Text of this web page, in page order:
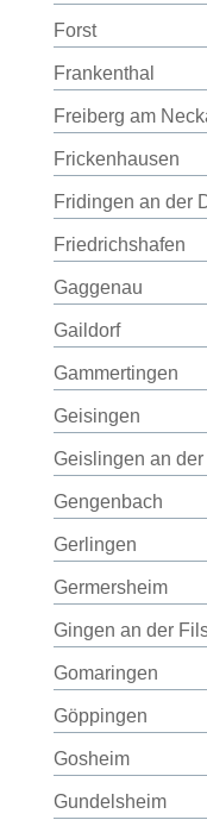
Forst
Frankenthal
Freiberg am
Frickenhausen
Fridingen an der
Friedrichshafen
Gaggenau
Gaildorf
Gammertingen
Geisingen
Geislingen an
Gengenbach
Gerlingen
Germersheim
Gingen an der
Gomaringen
Göppingen
Gosheim
Gundelsheim